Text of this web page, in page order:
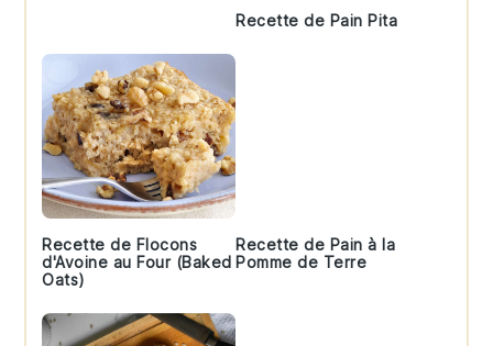
Recette de Pain Pita
Recette de Flocons
d'Avoine au Four (Baked
Oats)
Recette de Pain à la
Pomme de Terre